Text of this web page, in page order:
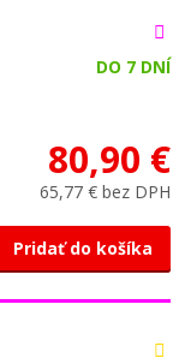
DO 7 DNÍ
80,90 €
65,77 € bez DPH
Pridať do košíka